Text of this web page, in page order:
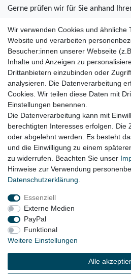
Gerne prüfen wir für Sie anhand
ob der Artikel bei Ihrem Fahrzeug
für:
Audi Q7 4L Bj. 2005 – 05/2008 (Bis VIN
Porsche Cayenne 955 Bj. 2003 - 12/
VW Touareg 7L Bj. 2002 - 12/2006
Lieferzeit etwa 1
Wir verwenden Cookies und ähnliche
Website und verarbeiten
Besucher:innen unserer Webseite
Inhalte und Anzeigen zu
Drittanbietern einzubinden oder
analysieren. Die Datenverarbeitung
Cookies. Wir teilen diese Daten mit
Einstellungen benennen.
Die Datenverarbeitung kann mit
berechtigten Interesses erfolgen. Die
oder abgelehnt werden. Es besteht
und die Einwilligung zu einem
zu widerrufen. Beachten Sie unser
Hinweise zur Verwendung
Daten­schutz­erklärung
Essenziell
Externe Medien
PayPal
Funktional
Weitere Einstellungen
Alle
Impressum
Widerrufs­recht
© Copyright 2026 | Alle